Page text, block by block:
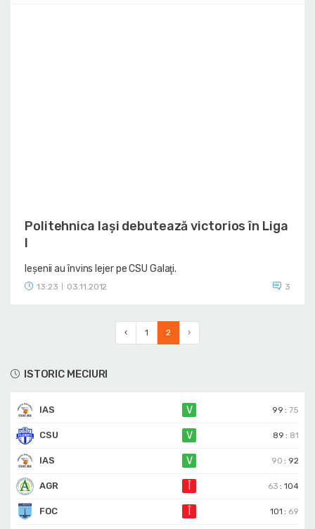
ISTORIC MECIURI
IAS V 99 :75
CSU V 89 : 81
IAS V 90 : 92
AGR 63 :104
FOC 101 : 69
Politehnica Iaşi debutează victorios în Liga
I
Ieşenii au învins lejer pe CSU Galaţi.
13:23 03.11.2012 3
‹ 1 2 ›